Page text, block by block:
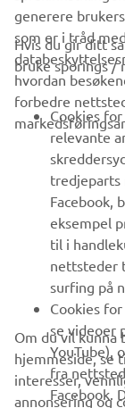
VIRKSOMHET
B2B
UTFORSK
FAQ &
NYHETSBREV
Vær den første til
arrangementer,
generere
som er i tråd
hvordan
forbedre
Hvis du gir ditt
bruke sporings /
Cookies
relevante
tredjeparts
Facebook,
eksempel
til i
nettsteder
surfing på
Cookies
se videoer
YouTube),
fra
Facebook.
Om du vil kunna
hjemmeside, se
interesser,
annonsering og